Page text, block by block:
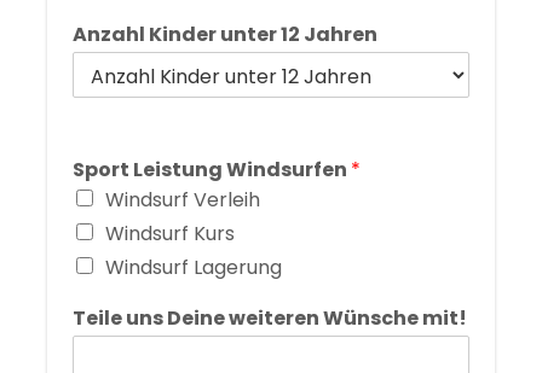
Anzahl Kinder unter 12 Jahren
Sport Leistung Windsurfen *
Windsurf Verleih
Windsurf Kurs
Windsurf Lagerung
Teile uns Deine weiteren Wünsche mit!